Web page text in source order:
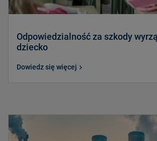
Odpowiedzialność za szkody
dziecko
Dowiedz się więcej